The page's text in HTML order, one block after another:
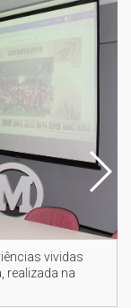
vividas
realizada na